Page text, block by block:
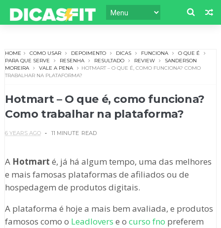
HOME COMO USAR DEPOIMENTO DICAS FUNCIONA
O QUE É
PARA QUE SERVE
RESENHA RESULTADO REVIEW
SANDERSON
MOREIRA
VALE A PENA
HOTMART – O QUE É, COMO FUNCIONA? COMO
TRABALHAR NA PLATAFORMA?
Hotmart – O que é, como funciona?
Como trabalhar na plataforma?
6 YEARS AGO 11 MINUTE READ
A Hotmart é, já há algum tempo, uma das melhores
e mais famosas plataformas de afiliados ou de
hospedagem de produtos digitais.
A plataforma é hoje a mais bem avaliada, e produtos
famosos como o Leadlovers e o curso fno preferem